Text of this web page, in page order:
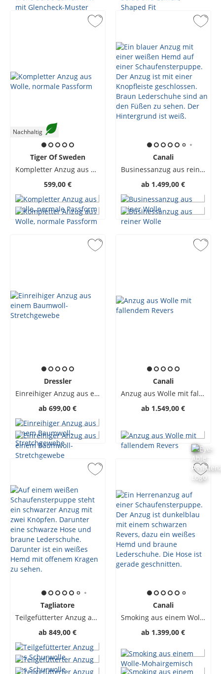
Nachhaltig
Tiger Of Sweden
Kompletter Anzug aus Wolle, normale Passform
599,00 €
Canali
Businessanzug aus reiner Wolle
ab 1.499,00 €
Dressler
Einreihiger Anzug aus einem Baumwoll-Stretchgewebe
ab 699,00 €
Canali
Anzug aus Wolle mit fallendem Revers
ab 1.549,00 €
Tagliatore
Teilgefütterter Anzug aus Schurwolle
ab 849,00 €
Canali
Smoking aus einem Wolle-Mohairgemisch
ab 1.399,00 €